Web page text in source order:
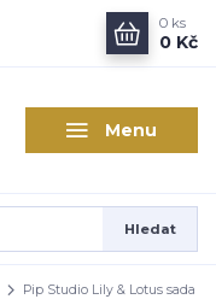
Menu
Hledat
0 ks
0 Kč
Pip Studio Lily & Lotus sada